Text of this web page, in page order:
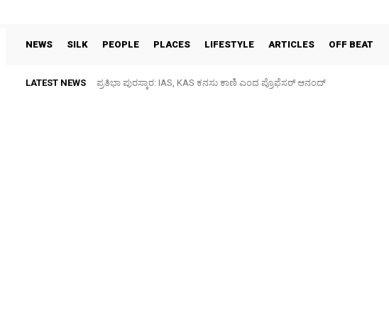
NEWS SILK PEOPLE PLACES LIFESTYLE ARTICLES OFF BEAT
LATEST NEWSಪ್ರತಿಭಾ ಪುರಸ್ಕಾರ: IAS, KAS ಕನಸು ಕಾಣಿ ಎಂದ ಪ್ರೊಫೆಸರ್ ಆನಂದ್
ಕಾಂಗ್ರೆಸ್ ಸಂಘಟನ್ ಸೃಜನ ಅಭಿಯಾನ: ಬಿಗಿ ಪೊಲೀಸ್ ಬಂದೋಬಸ್ತ್ ನಡುವೆ